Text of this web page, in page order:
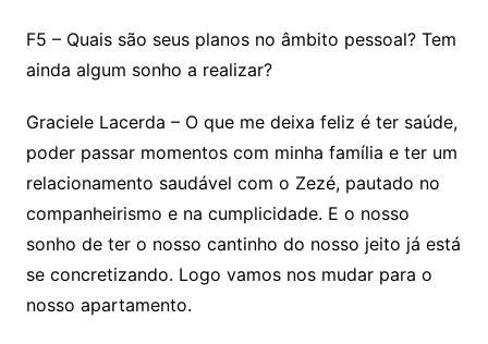
F5 – Quais são seus planos no âmbito pessoal? Tem
ainda algum sonho a realizar?
Graciele Lacerda – O que me deixa feliz é ter saúde,
poder passar momentos com minha família e ter um
relacionamento saudável com o Zezé, pautado no
companheirismo e na cumplicidade. E o nosso
sonho de ter o nosso cantinho do nosso jeito já está
se concretizando. Logo vamos nos mudar para o
nosso apartamento.